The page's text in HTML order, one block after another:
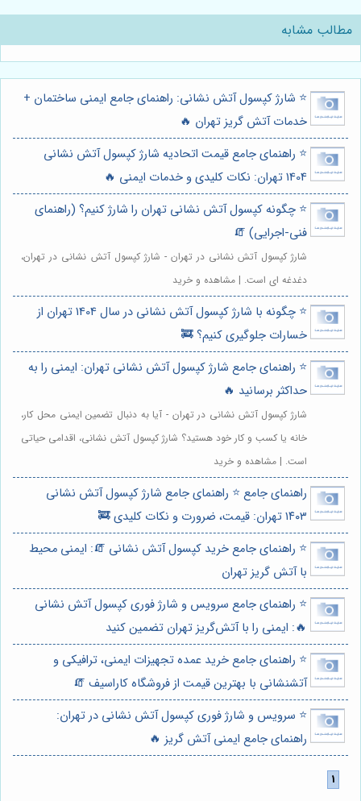
مطالب مشابه
⭐️ شارژ کپسول آتش نشانی: راهنمای جامع ایمنی ساختمان +
خدمات آتش گریز تهران 🔥
⭐️ راهنمای جامع قیمت اتحادیه شارژ کپسول آتش نشانی
1404 تهران: نکات کلیدی و خدمات ایمنی 🔥
⭐️ چگونه کپسول آتش نشانی تهران را شارژ کنیم؟ (راهنمای
فنی-اجرایی) 🧯
شارژ کپسول آتش نشانی در تهران - شارژ کپسول آتش نشانی در تهران،
دغدغه ای است. | مشاهده و خرید
⭐️ چگونه با شارژ کپسول آتش نشانی در سال 1404 تهران از
خسارات جلوگیری کنیم؟ 🚒
⭐️ راهنمای جامع شارژ کپسول آتش نشانی تهران: ایمنی را به
حداکثر برسانید 🔥
شارژ کپسول آتش نشانی در تهران - آیا به دنبال تضمین ایمنی محل کار،
خانه یا کسب و کار خود هستید؟ شارژ کپسول آتش نشانی، اقدامی حیاتی
است. | مشاهده و خرید
راهنمای جامع ⭐️ راهنمای جامع شارژ کپسول آتش نشانی
۱۴۰۳ تهران: قیمت، ضرورت و نکات کلیدی 🚒
⭐️ راهنمای جامع خرید کپسول آتش نشانی 🧯: ایمنی محیط
با آتش گریز تهران
⭐️ راهنمای جامع سرویس و شارژ فوری کپسول آتش نشانی
🔥: ایمنی را با آتش‌گریز تهران تضمین کنید
⭐️ راهنمای جامع خرید عمده تجهیزات ایمنی، ترافیکی و
آتشنشانی با بهترین قیمت از فروشگاه کاراسیف 🧯
⭐️ سرویس و شارژ فوری کپسول آتش نشانی در تهران:
راهنمای جامع ایمنی آتش گریز 🔥